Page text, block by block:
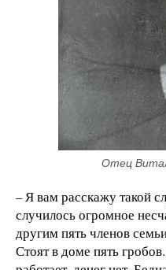
Отец
– Я вам расскажу такой
случилось огромное
другим пять членов
Стоят в доме пять